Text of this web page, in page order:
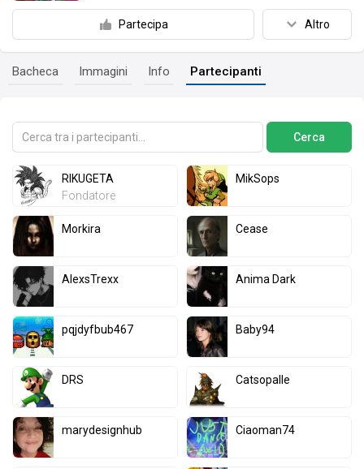
Partecipa Altro
Bacheca Immagini Info Partecipanti
RIKUGETA
Fondatore
MikSops
Morkira Cease
AlexsTrexx Anima Dark
pqjdyfbub467 Baby94
DRS Catsopalle
marydesignhub Ciaoman74